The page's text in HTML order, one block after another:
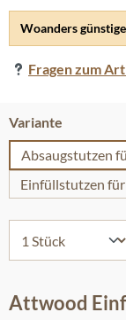
Woanders
Fragen zum
Variante
Absaugstutzen
Einfüllstutzen
Attwood